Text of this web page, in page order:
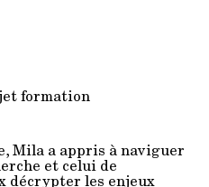
formation
Mila a appris à naviguer
et celui de
décrypter les enjeux